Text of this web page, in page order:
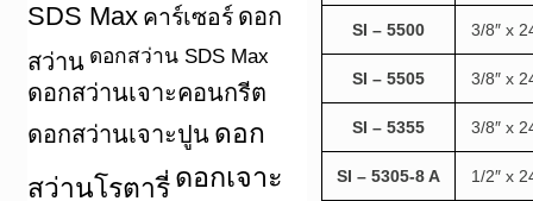
SDS Max คาร์เซอร์ ดอก
สว่าน ดอกสว่าน SDS Max
ดอกสว่านเจาะคอนกรีต
ดอกสว่านเจาะปูน ดอก
สว่านโรตารี่ ดอกเจาะ
SI – 5500 3/8″ x
SI – 5505 3/8″ x
SI – 5355 3/8″ x
SI – 5305-8 A 1/2″ x